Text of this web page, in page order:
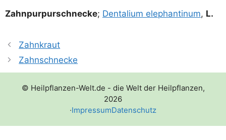
Zahn­pur­pur­schne­cke; Den­ta­li­um ele­phan­ti­num, L.
Zahnkraut
Zahnschnecke
© Heilpflanzen-Welt.de - die Welt der Heilpflanzen,
2026
·ImpressumDatenschutz